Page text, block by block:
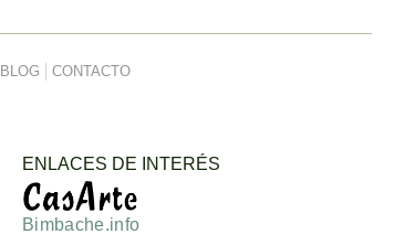
BLOG CONTACTO
ENLACES DE INTERÉS
Bimbache.info